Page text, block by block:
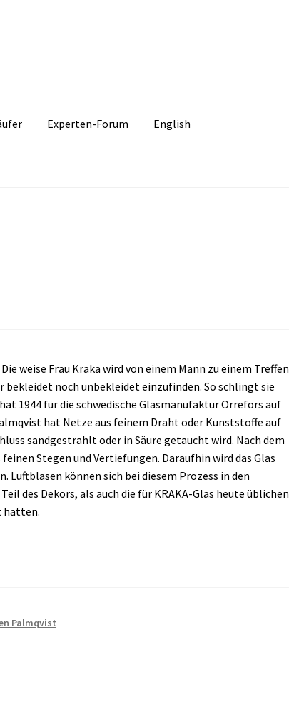
Experten-Forum English
weise Frau Kraka wird von einem Mann zu einem Treffen
bekleidet noch unbekleidet einzufinden. So schlingt sie
1944 für die schwedische Glasmanufaktur Orrefors auf
hat Netze aus feinem Draht oder Kunststoffe auf
sandgestrahlt oder in Säure getaucht wird. Nach dem
Stegen und Vertiefungen. Daraufhin wird das Glas
können sich bei diesem Prozess in den
des Dekors, als auch die für KRAKA-Glas heute üblichen
hatten.
Palmqvist